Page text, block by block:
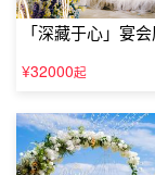
潮州能准备求婚
「深藏于心」宴
¥32000起